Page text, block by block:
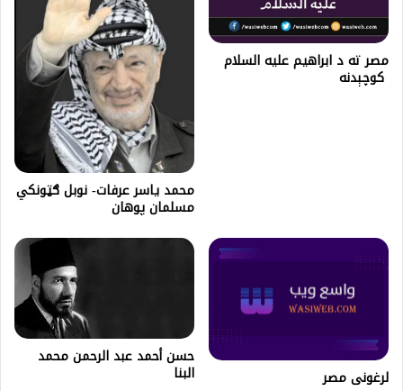
مصر ته د ابراهيم علیه السلام
کوچېدنه
محمد یاسر عرفات- نوبل ګټونکي
مسلمان پوهان
لرغونی مصر
حسن أحمد عبد الرحمن محمد
البنا